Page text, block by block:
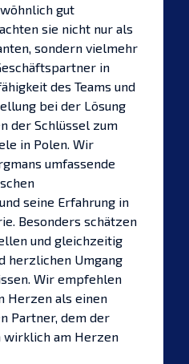
gut
sie nicht nur als
sondern vielmehr
in
des Teams und
bei der Lösung
der Schlüssel zum
in Polen. Wir
umfassende
seine Erfahrung in
Besonders schätzen
und gleichzeitig
herzlichen Umgang
Wir empfehlen
Herzen als einen
Partner, dem der
wirklich am Herzen